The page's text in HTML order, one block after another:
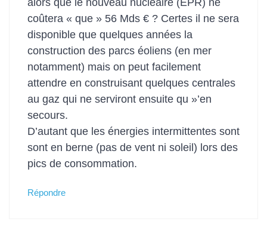
coûtera « que » 56 Mds € ? Certes il ne sera
disponible que quelques années la
construction des parcs éoliens (en mer
notamment) mais on peut facilement
attendre en construisant quelques centrales
au gaz qui ne serviront ensuite qu »’en
secours.
D’autant que les énergies intermittentes sont
sont en berne (pas de vent ni soleil) lors des
pics de consommation.
Répondre